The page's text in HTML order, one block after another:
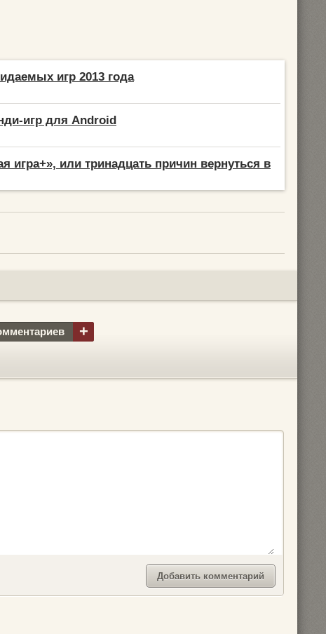
игр 2013 года
игр для Android
игра+», или тринадцать причин вернуться в
+